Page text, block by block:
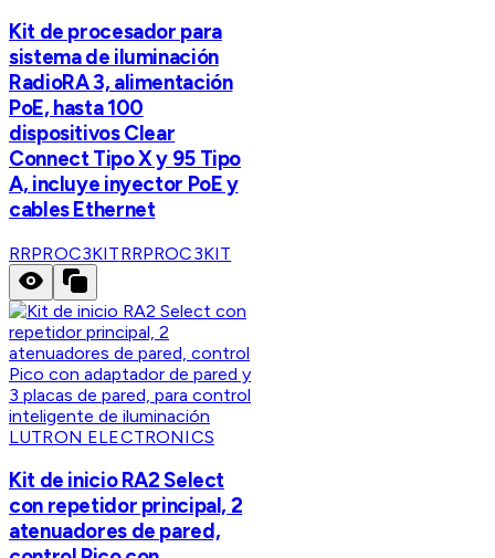
Kit de procesador para
sistema de iluminación
RadioRA 3, alimentación
PoE, hasta 100
dispositivos Clear
Connect Tipo X y 95 Tipo
A, incluye inyector PoE y
cables Ethernet
RRPROC3KITRRPROC3KIT
LUTRON ELECTRONICS
Kit de inicio RA2 Select
con repetidor principal, 2
atenuadores de pared,